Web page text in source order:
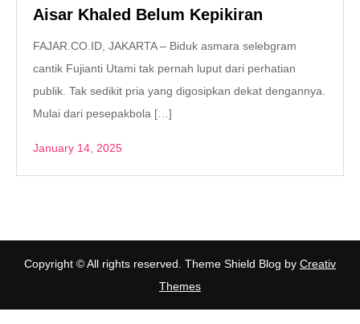
Aisar Khaled Belum Kepikiran
FAJAR.CO.ID, JAKARTA – Biduk asmara selebgram
cantik Fujianti Utami tak pernah luput dari perhatian
publik. Tak sedikit pria yang digosipkan dekat dengannya.
Mulai dari pesepakbola […]
January 14, 2025
Copyright © All rights reserved. Theme Shield Blog by Creativ
Themes